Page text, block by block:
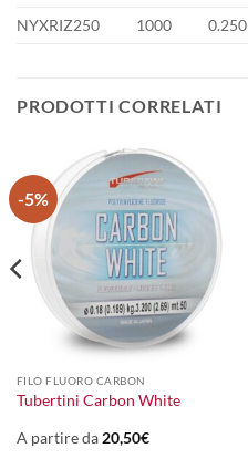
NYXRIZ250
1000 0.250
PRODOTTI CORRELATI
-5%
FILO FLUORO CARBON
Tubertini Carbon White
A partire da20,50€